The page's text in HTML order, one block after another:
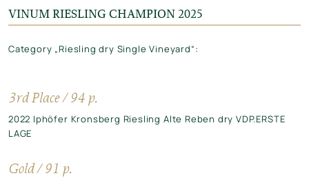
VINUM RIESLING CHAMPION 2025
Category „Riesling dry Single Vineyard“:
3rd Place / 94 p.
2022 Iphöfer Kronsberg Riesling Alte Reben dry VDP.ERSTE
LAGE
Gold / 91 p.